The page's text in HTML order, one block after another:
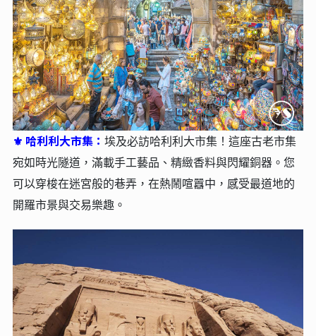
⚜ 哈利利大市集： 埃及必訪哈利利大市集！這座古老市集
宛如時光隧道，滿載手工藝品、精緻香料與閃耀銅器。您
可以穿梭在迷宮般的巷弄，在熱鬧喧囂中，感受最道地的
開羅市景與交易樂趣。